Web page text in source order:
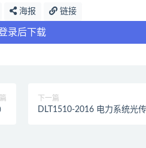
海报 链接
录后下载
下一篇
DLT1510-2016 电力系统光